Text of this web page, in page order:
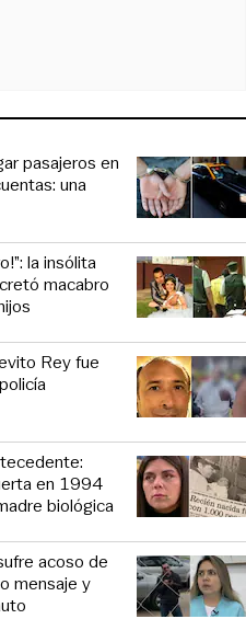
pasajeros en
una
la insólita
macabro
Rey fue
en 1994
biológica
acoso de
mensaje y